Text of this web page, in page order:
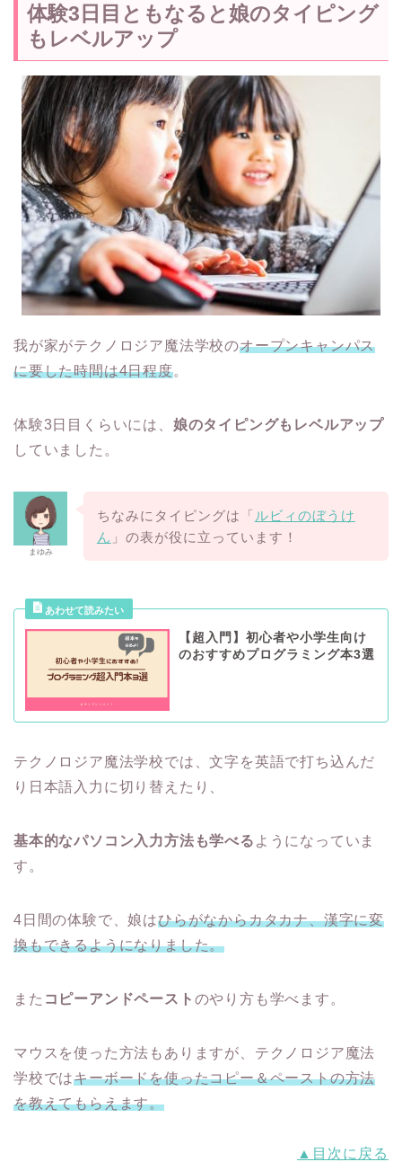
体験3日目ともなると娘のタイピング
もレベルアップ
我が家がテクノロジア魔法学校のオープンキャンパス
に要した時間は4日程度。
体験3日目くらいには、 娘のタイピングもレベルアップ
していました。
まゆみ
ちなみにタイピングは「 ルビィのぼうけ
ん 」の表が役に立っています！
【超入門】初心者や小学生向け
のおすすめプログラミング本3選
テクノロジア魔法学校では、文字を英語で打ち込んだ
り日本語入力に切り替えたり、
基本的なパソコン入力方法も学べる ようになっていま
す。
4日間の体験で、娘はひらがなからカタカナ、漢字に変
換もできるようになりました。
また コピーアンドペースト のやり方も学べます。
マウスを使った方法もありますが、テクノロジア魔法
学校ではキーボードを使ったコピー＆ペーストの方法
を教えてもらえます。
▲目次に戻る